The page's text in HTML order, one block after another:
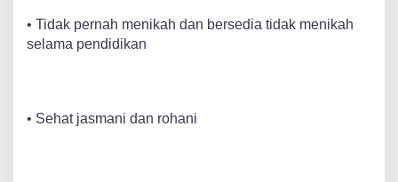
• Tidak pernah menikah dan bersedia tidak menikah
selama pendidikan
• Sehat jasmani dan rohani